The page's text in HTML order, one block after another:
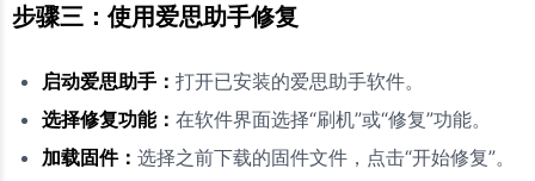
步骤三：使用爱思助手修复
启动爱思助手： 打开已安装的爱思助手软件。
选择修复功能： 在软件界面选择“刷机”或“修复”功能。
加载固件： 选择之前下载的固件文件，点击“开始修复”。